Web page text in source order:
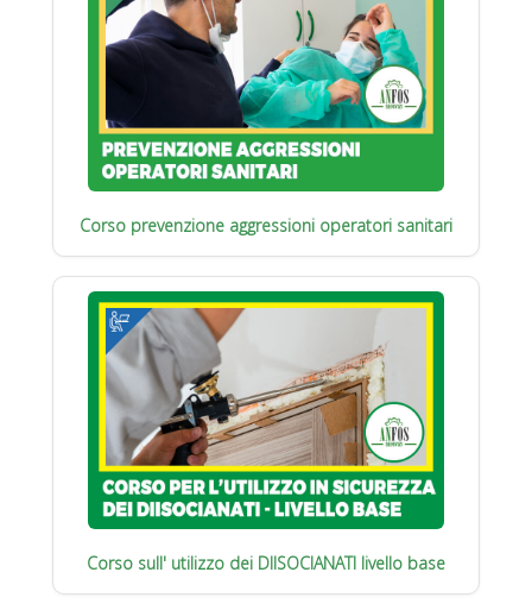
Corso prevenzione aggressioni operatori sanitari
Corso sull' utilizzo dei DIISOCIANATI livello base